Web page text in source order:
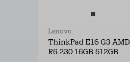
Lenovo
ThinkPad E16 G3 AMD
R5 230 16GB 512GB